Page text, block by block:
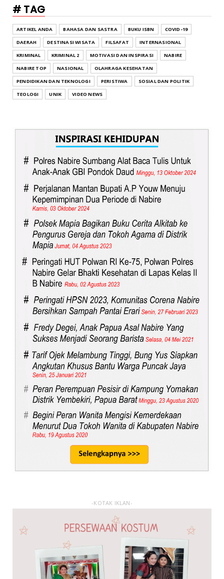
# TAG
ARTIKEL ANDA BAHASA DAN SASTRA BUKU ISBN
COVID-19
DAERAH
DESTINASI WISATA FILSAFAT
INTERNASIONAL
KRIMINAL
KRIMINAL 2 MOTIVASI DAN INSPIRASI
NABIRE
NABIRE TOP
NASIONAL
OLAHRAGA KESEHATAN
PENDIDIKAN DAN TEKNOLOGI
PERISTIWA
SOSIAL DAN POLITIK
TEOLOGI
UNIK VIDEO NEWS
-KOTAK IKLAN-